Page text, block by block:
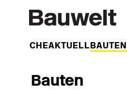
WOCHEAKTUELL BAUTEN
Bauten